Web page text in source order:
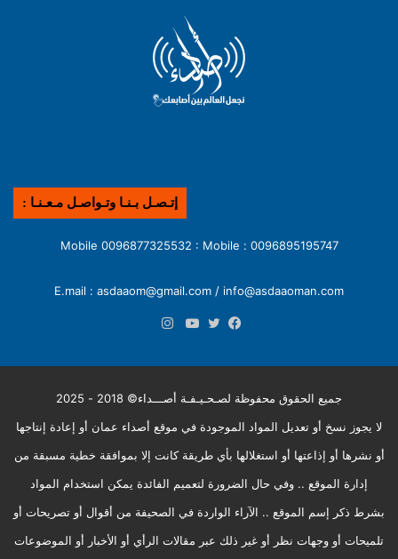
إتـصـل بـنـا وتـواصـل مـعـنـا :
0096895195747 : Mobile 0096877325532 : Mobile
E.mail : asdaaom@gmail.com / info@asdaaoman.com
جميع الحقوق محفوظة لصـحـيـفـة أصـــداء© 2018 - 2025
لا يجوز نسخ أو تعديل المواد الموجودة في موقع أصداء عمان أو إعادة إنتاجها
أو نشرها أو إذاعتها أو استغلالها بأي طريقة كانت إلا بموافقة خطية مسبقة من
إدارة الموقع .. وفي حال الضرورة لتعميم الفائدة يمكن استخدام المواد
بشرط ذكر إسم الموقع .. الآراء الواردة في الصحيفة من أقوال أو تصريحات أو
تلميحات أو وجهات نظر أو غير ذلك عبر مقالات الرأي أو الأخبار أو الموضوعات